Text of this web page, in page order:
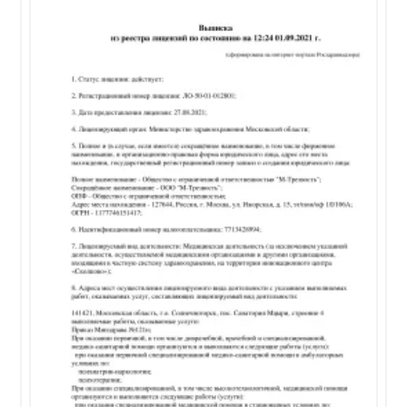
в повседневной жизни или появляются
суицидальные мысли, важно незамедлительно
обратиться к психиатру.